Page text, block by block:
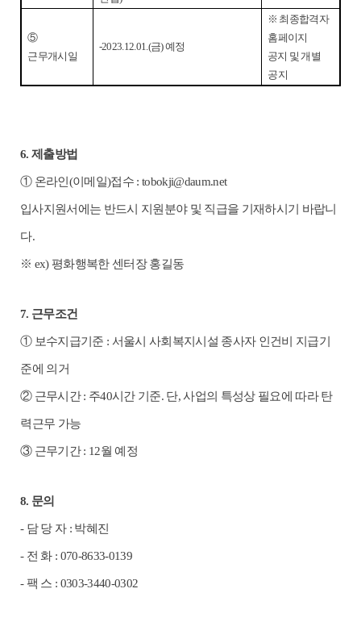
⑤
근무개시일
-2023.12.01.(금)예정
※ 최종합격자
홈페이지
공지 및 개별
공지
6. 제출방법
① 온라인 (이메일)접수 :tobokji@daum.net
입사지원서에는 반드시 지원분야 및 직급을 기재하시기 바랍니
다.
※ ex) 평화행복한 센터장 홍길동
7. 근무조건
① 보수지급기준 : 서울시 사회복지시설 종사자 인건비 지급기
준에 의거
② 근무시간: 주40시간 기준. 단,사업의 특성상 필요에 따라 탄
력근무 가능
③ 근무기간: 12월 예정
8. 문의
- 담 당 자 : 박혜진
- 전 화 : 070-8633-0139
-팩 스 : 0303-3440-0302